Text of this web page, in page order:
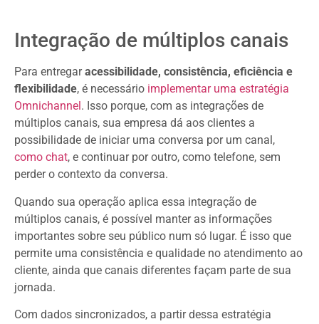
Integração de múltiplos canais
Para entregaracessibilidade, consistência, eficiência e
flexibilidade, é necessário implementar uma estratégia
Omnichannel . Isso porque, com as integrações de
múltiplos canais, sua empresa dá aos clientes a
possibilidade de iniciar uma conversa por um canal,
como chat, e continuar por outro, como telefone, sem
perder o contexto da conversa.
Quando sua operação aplica essa integração de
múltiplos canais, é possível manter as informações
importantes sobre seu público num só lugar. É isso que
permite uma consistência e qualidade no atendimento ao
cliente, ainda que canais diferentes façam parte de sua
jornada.
Com dados sincronizados, a partir dessa estratégia